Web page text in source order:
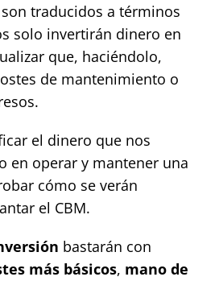
traducidos a términos
solo invertirán dinero en
que, haciéndolo,
de mantenimiento o
el dinero que nos
en operar y mantener una
cómo se verán
el CBM.
bastarán con
más básicos, mano de